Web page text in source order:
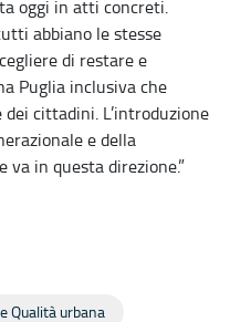
oggi in atti concreti.
abbiano le stesse
di restare e
Puglia inclusiva che
cittadini. L’introduzione
e della
va in questa direzione.”
Qualità urbana